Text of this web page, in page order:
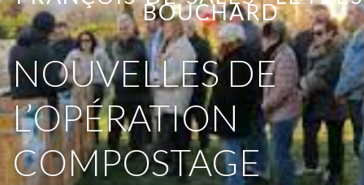
BOUCHARD
NOUVELLES DE
L’OPÉRATION
COMPOSTAGE